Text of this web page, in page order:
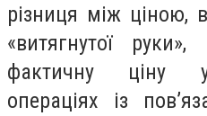
різниця між ціною,
«витягнутої
фактичну ціну у
операціях із